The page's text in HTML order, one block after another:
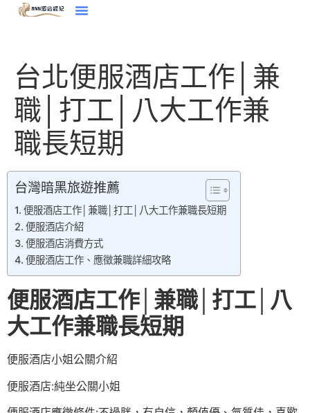
台北便服酒店工作│兼
職│打工│八大工作兼
職長短期
台灣暗黑旅遊推薦
便服酒店工作│兼職│打工│八大工作兼職長短期
便服酒店介紹
便服酒店消費方式
便服酒店工作、應徵兼職詳細攻略
便服酒店工作│兼職│打工│八
大工作兼職長短期
便服酒店小姐公關介紹
便服酒店:純坐公關小姐